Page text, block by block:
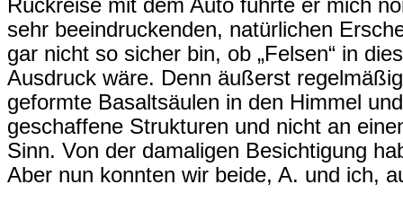
Rückreise mit dem Auto führte er mich
sehr beeindruckenden, natürlichen
gar nicht so sicher bin, ob „Felsen“ in
Ausdruck wäre. Denn äußerst
geformte Basaltsäulen in den Himmel
geschaffene Strukturen und nicht an
Sinn. Von der damaligen Besichtigung
Aber nun konnten wir beide, A. und ich,